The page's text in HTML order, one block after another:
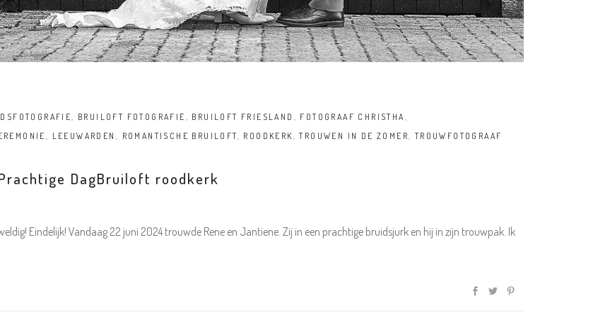
, BRUILOFT FOTOGRAFIE , BRUILOFT FRIESLAND , FOTOGRAAF CHRISTHA,
, LEEUWARDEN , ROMANTISCHE BRUILOFT, ROODKERK,TROUWEN IN DE ZOMER, TROUWFOTOGRAAF
DagBruiloft roodkerk
Eindelijk! Vandaag 22 juni 2024 trouwde Rene en Jantiene. Zij in een prachtige bruidsjurk en hij in zijn trouwpak. Ik